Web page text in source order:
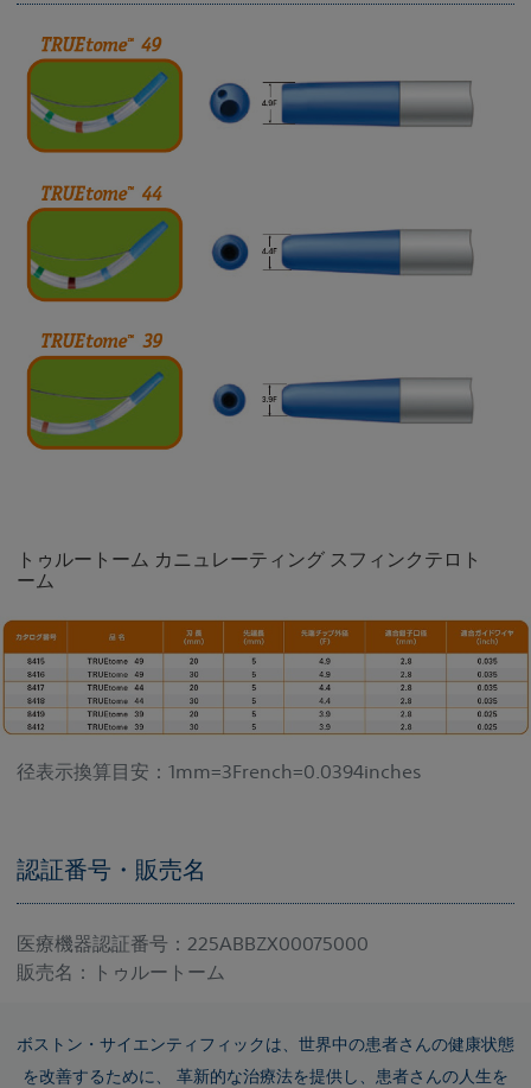
トゥルートーム カニュレーティング スフィンクテロト
ーム
径表示換算目安：1mm=3French=0.0394inches
認証番号・販売名
医療機器認証番号：225ABBZX00075000
販売名：トゥルートーム
ボストン・サイエンティフィックは、世界中の患者さんの健康状態
を改善するために、 革新的な治療法を提供し、患者さんの人生を